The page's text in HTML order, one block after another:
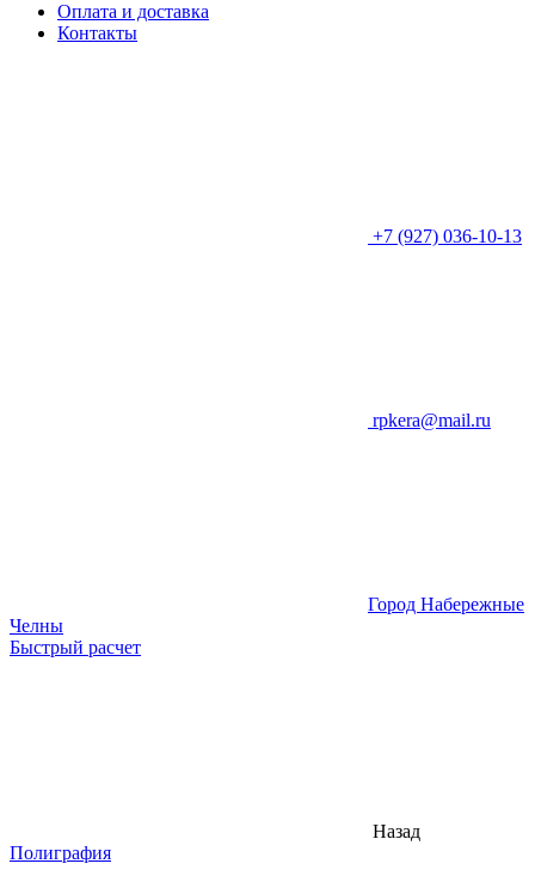
Оплата и доставка
Контакты
+7 (927) 036-10-13
rpkera@mail.ru
Город Набережные
Челны
Быстрый расчет
Назад
Полиграфия